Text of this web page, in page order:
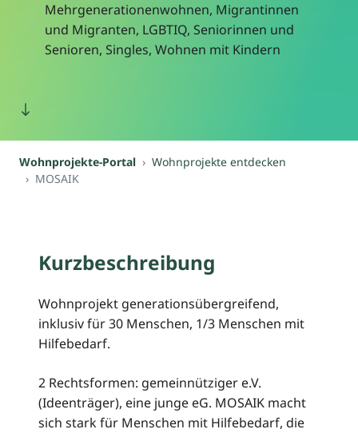
Mehrgenerationenwohnen, Migrantinnen
und Migranten, LGBTIQ, Seniorinnen und
Senioren, Singles, Wohnen mit Kindern
Wohnprojekte-Portal
Wohnprojekte entdecken
MOSAIK
Kurzbeschreibung
Wohnprojekt generationsübergreifend,
inklusiv für 30 Menschen, 1/3 Menschen mit
Hilfebedarf.
2 Rechtsformen: gemeinnütziger e.V.
(Ideenträger), eine junge eG. MOSAIK macht
sich stark für Menschen mit Hilfebedarf, die